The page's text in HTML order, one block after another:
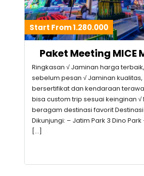
Start From 1.280.000
Paket Meeting MICE
Ringkasan √ Jaminan harga
sebelum pesan √ Jaminan
bersertifikat dan kendaraan
bisa custom trip sesuai keinginan √
beragam destinasi favorit Destinasi
Dikunjungi: – Jatim Park 3 Dino Park
[…]